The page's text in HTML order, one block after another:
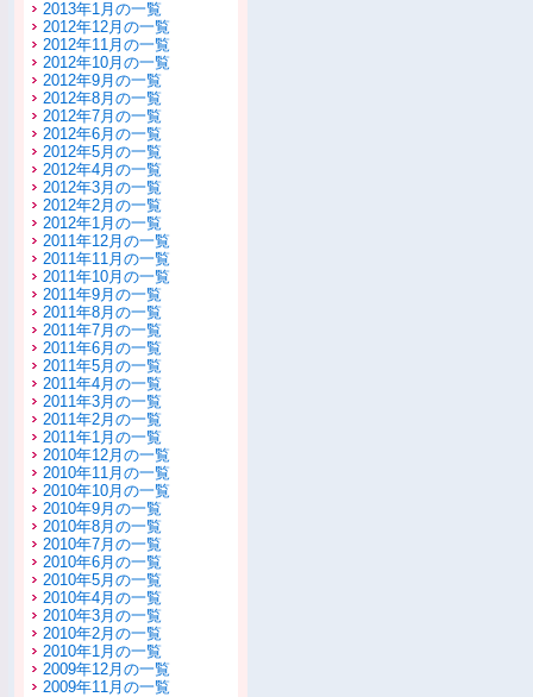
2013年1月の一覧
2012年12月の一覧
2012年11月の一覧
2012年10月の一覧
2012年9月の一覧
2012年8月の一覧
2012年7月の一覧
2012年6月の一覧
2012年5月の一覧
2012年4月の一覧
2012年3月の一覧
2012年2月の一覧
2012年1月の一覧
2011年12月の一覧
2011年11月の一覧
2011年10月の一覧
2011年9月の一覧
2011年8月の一覧
2011年7月の一覧
2011年6月の一覧
2011年5月の一覧
2011年4月の一覧
2011年3月の一覧
2011年2月の一覧
2011年1月の一覧
2010年12月の一覧
2010年11月の一覧
2010年10月の一覧
2010年9月の一覧
2010年8月の一覧
2010年7月の一覧
2010年6月の一覧
2010年5月の一覧
2010年4月の一覧
2010年3月の一覧
2010年2月の一覧
2010年1月の一覧
2009年12月の一覧
2009年11月の一覧